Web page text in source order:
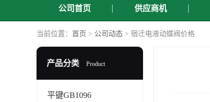
公司首页 供应商机
当前位置： 首页 > 公司动态 > 宿迁电液动蝶阀价格
产品分类 Product
平键GB1096